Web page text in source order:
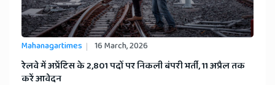
Mahanagartimes 16 March, 2026
​रेलवे में अप्रेंटिस के 2,801 पदों पर निकली बंपरी भर्ती, 11 अप्रैल तक
करें आवेदन